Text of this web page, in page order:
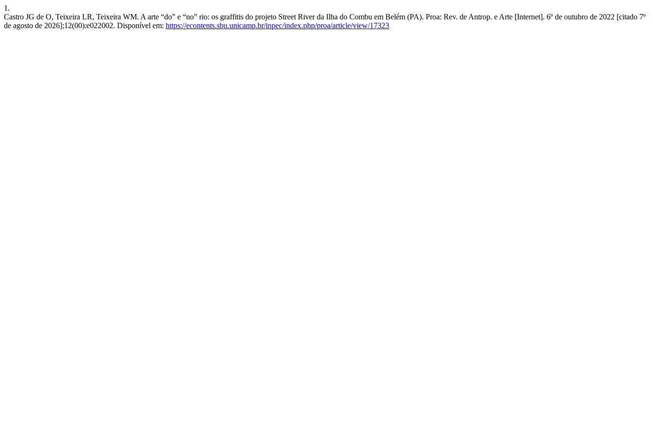
1.
Castro JG de O, Teixeira LR, Teixeira WM. A arte “do” e “no” rio: os graffitis do projeto Street River da Ilha do Combu em Belém (PA). Proa: Rev. de Antrop. e Arte [Internet]. 6º de outubro de 2022 [citado 7º
de agosto de 2026];12(00):e022002. Disponível em: https://econtents.sbu.unicamp.br/inpec/index.php/proa/article/view/17323